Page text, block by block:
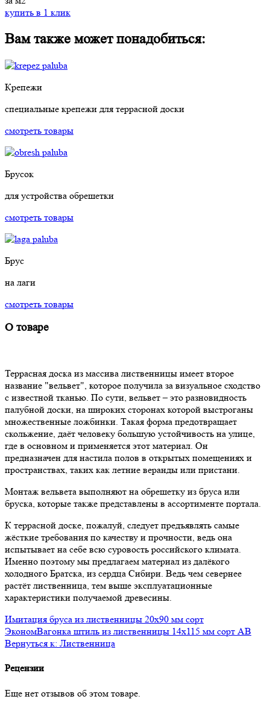
купить в 1 клик
Вам также может понадобиться:
Крепежи
специальные крепежи для террасной доски
смотреть товары
Брусок
для устройства обрешетки
смотреть товары
Брус
на лаги
смотреть товары
О товаре
Террасная доска из массива лиственницы имеет второе
название "вельвет", которое получила за визуальное сходство
с известной тканью. По сути, вельвет – это разновидность
палубной доски, на широких сторонах которой выстроганы
множественные ложбинки. Такая форма предотвращает
скольжение, даёт человеку большую устойчивость на улице,
где в основном и применяется этот материал. Он
предназначен для настила полов в открытых помещениях и
пространствах, таких как летние веранды или пристани.
Монтаж вельвета выполняют на обрешетку из бруса или
бруска, которые также представлены в ассортименте портала.
К террасной доске, пожалуй, следует предъявлять самые
жёсткие требования по качеству и прочности, ведь она
испытывает на себе всю суровость российского климата.
Именно поэтому мы предлагаем материал из далёкого
холодного Братска, из сердца Сибири. Ведь чем севернее
растёт лиственница, тем выше эксплуатационные
характеристики получаемой древесины.
Имитация бруса из лиственницы 20x90 мм сорт
ЭкономВагонка штиль из лиственницы 14x115 мм сорт AB
Вернуться к: Лиственница
Рецензии
Еще нет отзывов об этом товаре.